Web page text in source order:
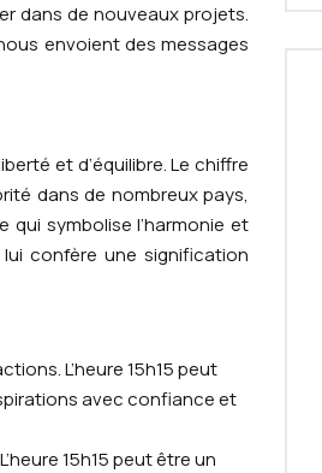
dans de nouveaux projets.
envoient des messages
et d’équilibre. Le chiffre
dans de nombreux pays,
qui symbolise l’harmonie et
lui confère une signification
L’heure 15h15 peut
avec confiance et
15h15 peut être un